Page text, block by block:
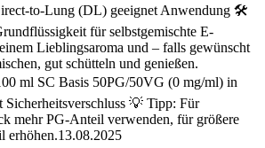
to-Lung (DL) geeignet Anwendung 🛠️
für selbstgemischte E-
Lieblingsaroma und – falls gewünscht
gut schütteln und genießen.
ml SC Basis 50PG/50VG (0 mg/ml) in
Sicherheitsverschluss 💡 Tipp: Für
mehr PG-Anteil verwenden, für größere
erhöhen.13.08.2025